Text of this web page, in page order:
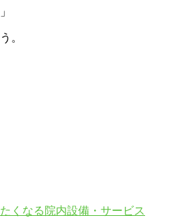
。
くなる院内設備・サービス